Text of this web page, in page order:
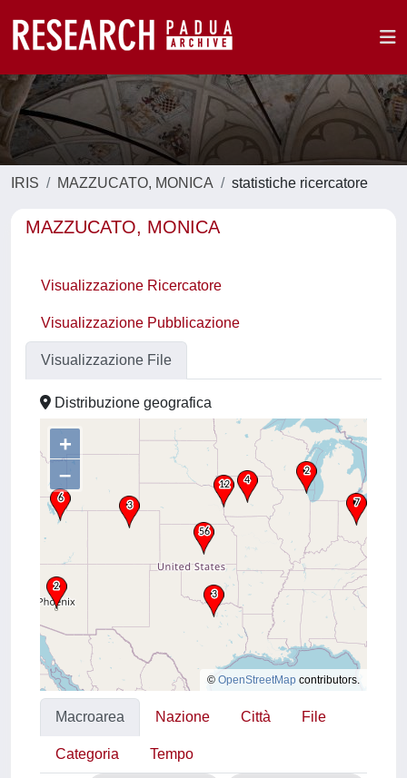
IRIS MAZZUCATO, MONICA statistiche ricercatore
MAZZUCATO, MONICA
Visualizzazione Ricercatore
Visualizzazione Pubblicazione
Visualizzazione File
Distribuzione geografica
+
–
© OpenStreetMap contributors.
Macroarea Nazione Città File
Categoria Tempo